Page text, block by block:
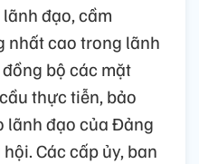
đạo, cầm
nhất cao trong lãnh
bộ các mặt
thực tiễn, bảo
lãnh đạo của Đảng
Các cấp ủy, ban